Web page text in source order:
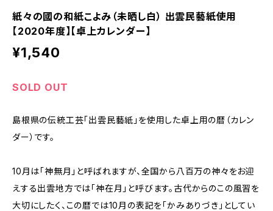
紙々の國の和紙こよみ（未晒し白） 出雲民藝紙使用
【2020年度】【卓上カレンダー】
¥1,540
SOLD OUT
島根県の伝統工芸「出雲民藝紙」を使用した卓上用の暦（カレン
ダー）です。
10月は「神無月」と呼ばれますが、全国から八百万の神々をお迎
えする出雲地方では「神在月」と呼びます。古代からのこの風習を
大切にしたく、この暦では10月の表記を「かみありづき」としてい